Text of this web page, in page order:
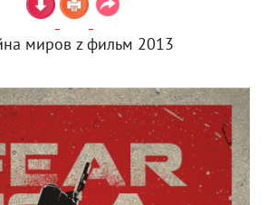
миров z фильм 2013